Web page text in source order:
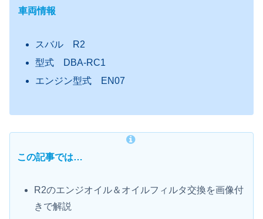
車両情報
スバル R2
型式 DBA-RC1
エンジン型式 EN07
この記事では…
R2のエンジオイル＆オイルフィルタ交換を画像付
きで解説